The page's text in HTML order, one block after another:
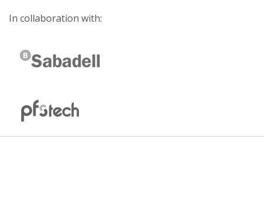
In collaboration with: